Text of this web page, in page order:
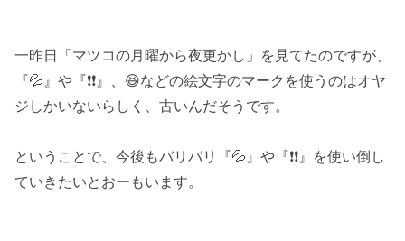
一昨日「マツコの月曜から夜更かし」を見てたのですが、
『💦』や『❗❗』、😆などの絵文字のマークを使うのはオヤ
ジしかいないらしく、古いんだそうです。
ということで、今後もバリバリ『💦』や『❗❗』を使い倒し
ていきたいとおーもいます。